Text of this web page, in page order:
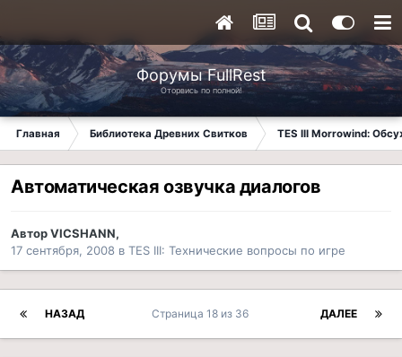
Форумы FullRest
Оторвись по полной!
Главная Библиотека Древних Свитков TES III Morrowind:
Автоматическая озвучка диалогов
АвторVICSHANN,
17 сентября, 2008 в TES III: Технические вопросы по игре
НАЗАД ДАЛЕЕ
Страница 18 из 36